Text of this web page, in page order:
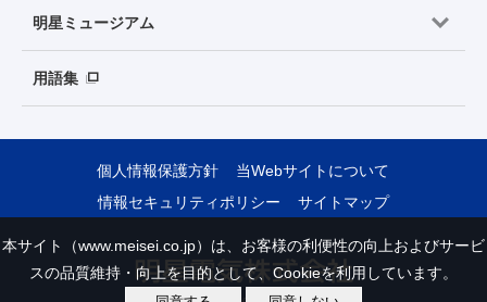
明星ミュージアム
用語集
個人情報保護方針
当Webサイトについて
情報セキュリティポリシー
サイトマップ
本サイト（www.meisei.co.jp）は、お客様の利便性の向上およびサービ
スの品質維持・向上を目的として、Cookieを利用しています。